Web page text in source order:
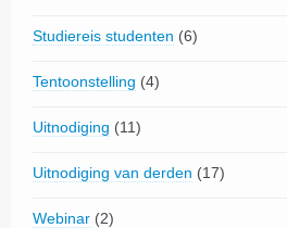
Studiereis studenten (6)
Tentoonstelling (4)
Uitnodiging (11)
Uitnodiging van derden (17)
Webinar (2)